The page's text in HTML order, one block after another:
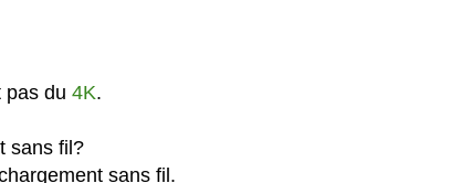
pas du 4K.
sans fil?
sans fil.